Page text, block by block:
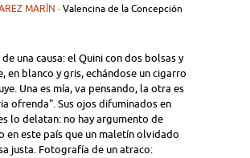
MARÍN · Valencina de la Concepción
una causa: el Quini con dos bolsas y
en blanco y gris, echándose un cigarro
Una es mía, va pensando, la otra es
ofrenda". Sus ojos difuminados en
lo delatan: no hay argumento de
en este país que un maletín olvidado
justa. Fotografía de un atraco: